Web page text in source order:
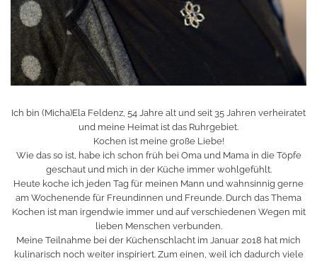
Ich bin (Micha)Ela Feldenz, 54 Jahre alt und seit 35 Jahren verheiratet
und meine Heimat ist das Ruhrgebiet.
Kochen ist meine große Liebe!
Wie das so ist, habe ich schon früh bei Oma und Mama in die Töpfe
geschaut und mich in der Küche immer wohlgefühlt.
Heute koche ich jeden Tag für meinen Mann und wahnsinnig gerne
am Wochenende für Freundinnen und Freunde. Durch das Thema
Kochen ist man irgendwie immer und auf verschiedenen Wegen mit
lieben Menschen verbunden.
Meine Teilnahme bei der Küchenschlacht im Januar 2018 hat mich
kulinarisch noch weiter inspiriert. Zum einen, weil ich dadurch viele